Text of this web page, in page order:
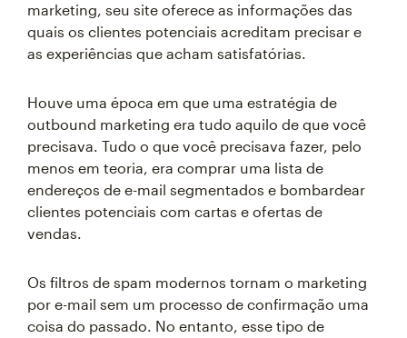
marketing, seu site oferece as informações das
quais os clientes potenciais acreditam precisar e
as experiências que acham satisfatórias.
Houve uma época em que uma estratégia de
outbound marketing era tudo aquilo de que você
precisava. Tudo o que você precisava fazer, pelo
menos em teoria, era comprar uma lista de
endereços de e-mail segmentados e bombardear
clientes potenciais com cartas e ofertas de
vendas.
Os filtros de spam modernos tornam o marketing
por e-mail sem um processo de confirmação uma
coisa do passado. No entanto, esse tipo de